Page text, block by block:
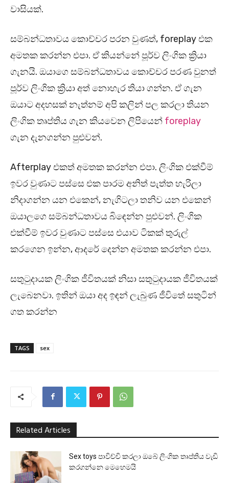
වාසියක්.
සම්බන්ධතාවය කොච්චර පරන වුණත්, foreplay එක
අමතක කරන්න එපා. ඒ කියන්නේ පූර්ව ලිංගික ක්‍රියා
ගැනයි. ඔයාගෙ සම්බන්ධතාවය කොච්චර පරණ වුනත්
පූර්ව ලිංගික ක්‍රියා අත් නොහැර තියා ගන්න. ඒ ගැන
ඔයාට අදහසක් නැත්නම් අපි කලින් පල කරලා තියන
ලිංගික තෘප්තිය ගැන කියවෙන ලිපියෙන් foreplay
ගැන දැනගන්න පුළුවන්.
Afterplay එකත් අමතක කරන්න එපා. ලිංගික එක්වීම්
ඉවර වුණාට පස්සෙ එක පාරම අනිත් පැත්ත හැරිලා
නිදාගන්න යන එකෙන්, නැගිටලා තනිව යන එකෙන්
ඔයාලගෙ සම්බන්ධතාවය බිඳෙන්න පුළුවන්. ලිංගික
එක්වීම් ඉවර වුණාට පස්සෙ එයාව ටිකක් තුරුල්
කරගෙන ඉන්න, ආදරේ දෙන්න අමතක කරන්න එපා.
සතුටුදායක ලිංගික ජීවිතයක් නිසා සතුටුදායක ජීවිතයක්
ලැබෙනවා. ඉතින් ඔයා අද ඉඳන් ලැබුණ ජීවිතේ සතුටින්
ගත කරන්න
TAGS sex
Related Articles
Sex toys පාවිච්චි කරලා ඔබේ ලිංගික තෘප්තිය වැඩි
කරගන්නෙ මෙහෙමයි